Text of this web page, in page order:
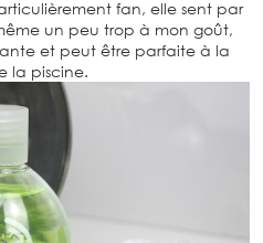
fan, elle sent par
un peu trop à mon goût,
et peut être parfaite à la
la piscine.